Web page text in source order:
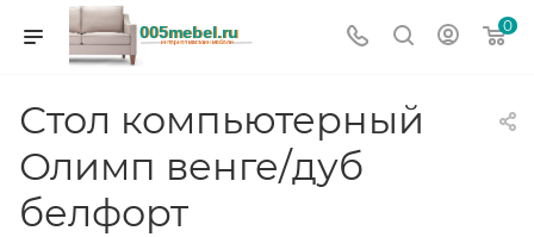
0
Стол компьютерный
Олимп венге/дуб
белфорт